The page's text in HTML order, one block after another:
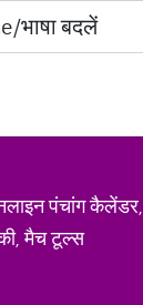
पंचांग कैलेंडर,
मैच टूल्स